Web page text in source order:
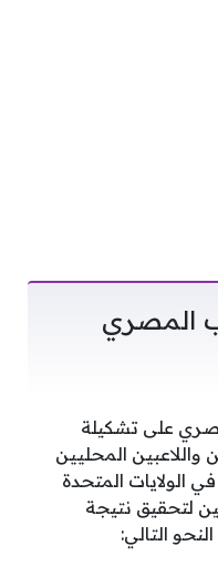
المصري
على تشكيلة
المحليين
الولايات المتحدة
لتحقيق نتيجة
التالي: